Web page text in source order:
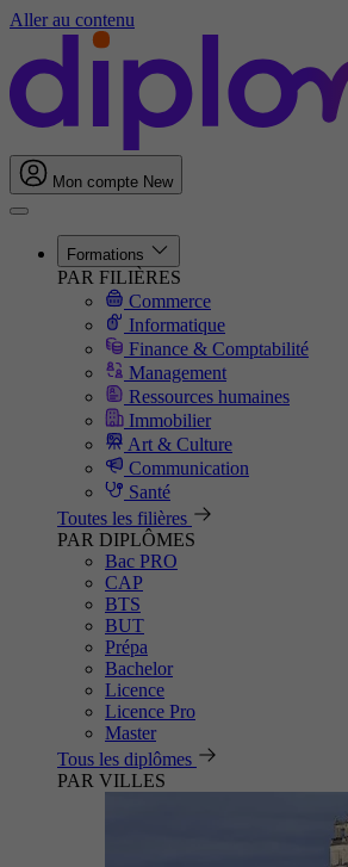
Aller au contenu
Mon compte New
Formations
PAR FILIÈRES
Commerce
Informatique
Finance & Comptabilité
Management
Ressources humaines
Immobilier
Art & Culture
Communication
Santé
Toutes les filières
PAR DIPLÔMES
Bac PRO
CAP
BTS
BUT
Prépa
Bachelor
Licence
Licence Pro
Master
Tous les diplômes
PAR VILLES